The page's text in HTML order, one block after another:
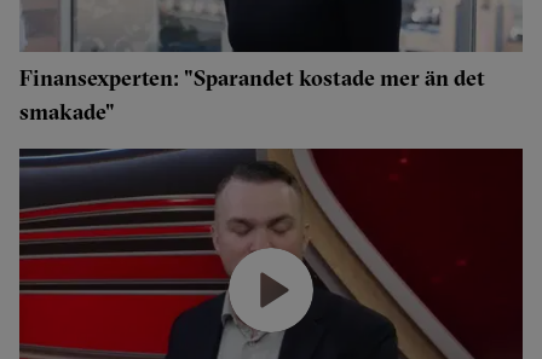
Finansexperten: "Sparandet kostade mer än det
smakade"